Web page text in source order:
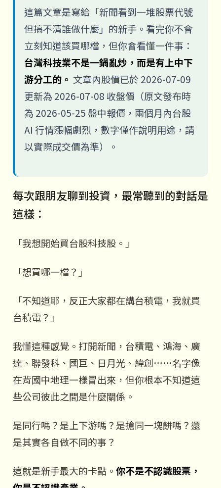
這篇文章是寫給「新聞看到一堆股票代號
但搞不清誰做什麼」的新手。看完你不會
立刻知道該買哪檔，但你會看懂一件事：
台灣科技業不是一鍋亂炒，而是有上中下
游分工的。 文章內股價已於 2026-07-09
更新為 2026-07-08 收盤價（原文發布時
為 2026-05-25 盤中報價，兩個月內台股
AI 行情漲幅劇烈，數字僅作說明用途，請
以實際成交價為準）。
每次跟朋友聊到投資，最常聽到的對話是
這樣：
「我想開始買台股科技股。」
「想買哪一檔？」
「不知道耶，反正大家都在講台積電，我就買
台積電？」
我懂這種感覺。打開新聞，台積電、鴻海、廣
達、聯發科、國巨、日月光、緯創……名字像
在背國中地理一樣冒出來，但你根本不知道這
些公司彼此之間是什麼關係。
是同行嗎？是上下游嗎？是搶同一塊餅嗎？還
是其實各自做不同的事？
這就是新手最大的卡點。 你不是不認識股票，